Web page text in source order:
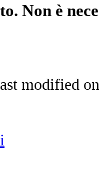
Non è
modified